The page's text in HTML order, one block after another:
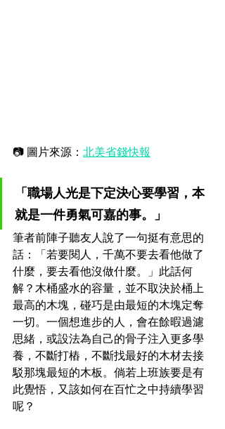
📷 圖片來源： 北美省錢快報
「職場人光是下定決心要學習，本
就是一件勇氣可嘉的事。」
筆者前陣子聽友人說了一句挺有意思的
話：「若要閱人，千萬不要去看他做了
什麼，要去看他沒做什麼。」此話何
解？木桶盛水的容量，並不取決於桶上
最高的木塊，碰巧是由最短的木塊定奪
一切。一個想進步的人，會在餘暇過濾
思緒，或設法為自己的骨子注入更多學
養，不斷打樁，不斷找最好的木材去接
駁那塊最短的木板。倘若上班族要是有
此覺悟，又該如何在百忙之中持續學習
呢？